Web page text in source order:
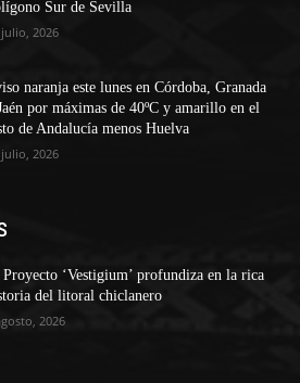
Sur de Sevilla
julio, 2026
naranja este lunes en Córdoba, Granada
por máximas de 40ºC y amarillo en el
de Andalucía menos Huelva
julio, 2026
‘Vestigium’ profundiza en la rica
del litoral chiclanero
2026